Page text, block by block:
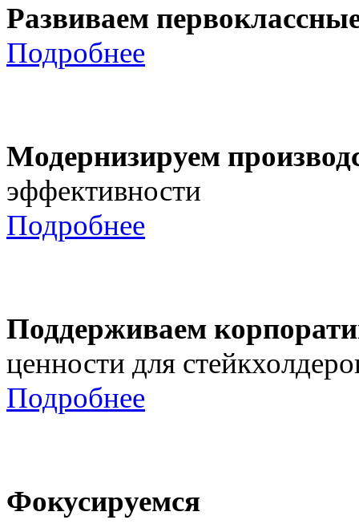
Развиваем
Подробнее
Модернизируем
эффективности
Подробнее
Поддерживаем
ценности для
Подробнее
Фокусируемся